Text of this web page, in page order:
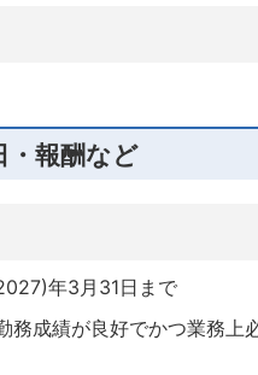
・報酬など
年3月31日まで
務成績が良好でかつ業務